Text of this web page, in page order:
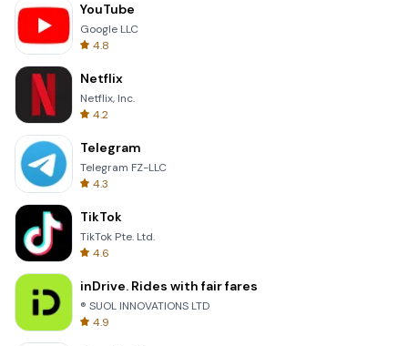
YouTube
Google LLC
4.8
Netflix
Netflix, Inc.
4.2
Telegram
Telegram FZ-LLC
4.3
TikTok
TikTok Pte. Ltd.
4.6
inDrive. Rides with fair fares
® SUOL INNOVATIONS LTD
4.9